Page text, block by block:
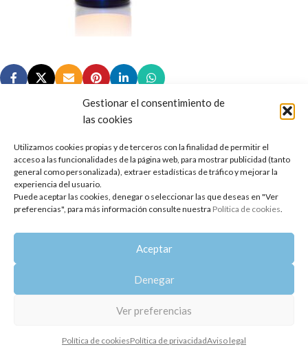
Gestionar el consentimiento de
las cookies
Utilizamos cookies propias y de terceros con la finalidad de permitir el
acceso a las funcionalidades de la página web, para mostrar publicidad (tanto
general como personalizada), extraer estadísticas de tráfico y mejorar la
experiencia del usuario.
Puede aceptar las cookies, denegar o seleccionar las que deseas en "Ver
preferencias", para más información consulte nuestra Política de cookies.
Aceptar
Denegar
Ver preferencias
Política de cookiesPolítica de privacidadAviso legal
Copyright 2014-2025 Oshadhi España
Todos los derechos reservados.
Política de privacidad | Aviso legal | Política de cookies